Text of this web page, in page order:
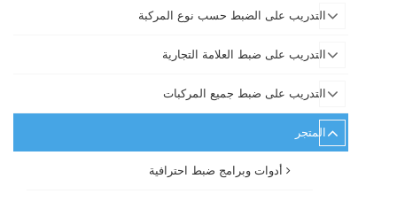
التدريب على الضبط حسب نوع المركبة
التدريب على ضبط العلامة التجارية
التدريب على ضبط جميع المركبات
المتجر
أدوات وبرامج ضبط احترافية